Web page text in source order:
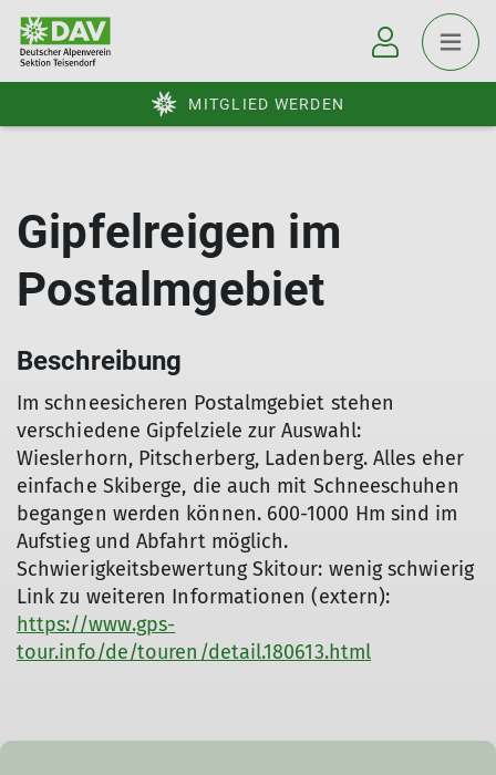
MITGLIED WERDEN
Gipfelreigen im
Postalmgebiet
Beschreibung
Im schneesicheren Postalmgebiet stehen
verschiedene Gipfelziele zur Auswahl:
Wieslerhorn, Pitscherberg, Ladenberg. Alles eher
einfache Skiberge, die auch mit Schneeschuhen
begangen werden können. 600-1000 Hm sind im
Aufstieg und Abfahrt möglich.
Schwierigkeitsbewertung Skitour: wenig schwierig
Link zu weiteren Informationen (extern):
https://www.gps-
tour.info/de/touren/detail.180613.html